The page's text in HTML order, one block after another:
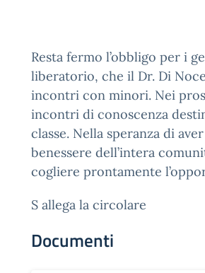
Resta fermo l’obbligo per i
liberatorio, che il Dr. Di
incontri con minori. Nei
incontri di conoscenza
classe. Nella speranza di
benessere dell’intera
cogliere prontamente
S allega la circolare
Documenti